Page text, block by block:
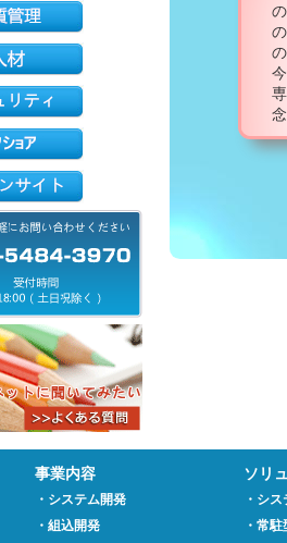
事業内容
・システム開発
・組込開発
ソリ
・シ
・常